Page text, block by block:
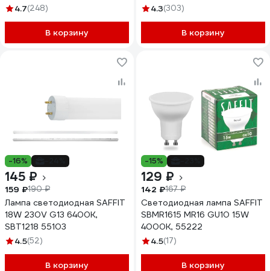
4.7(248)
В корзину
4.3(303)
В корзину
-16%
145 ₽
159 ₽190 ₽
Лампа светодиодная SAFFIT
18W 230V G13 6400K,
SBT1218 55103
4.5(52)
В корзину
-15%
129 ₽
142 ₽167 ₽
Светодиодная лампа SAFFIT
SBMR1615 MR16 GU10 15W
4000K, 55222
4.5(17)
В корзину